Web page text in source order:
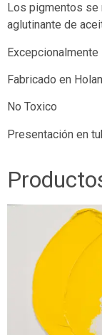
Los pigmentos se
aglutinante de
Fabricado en
No Toxico
Presentación en